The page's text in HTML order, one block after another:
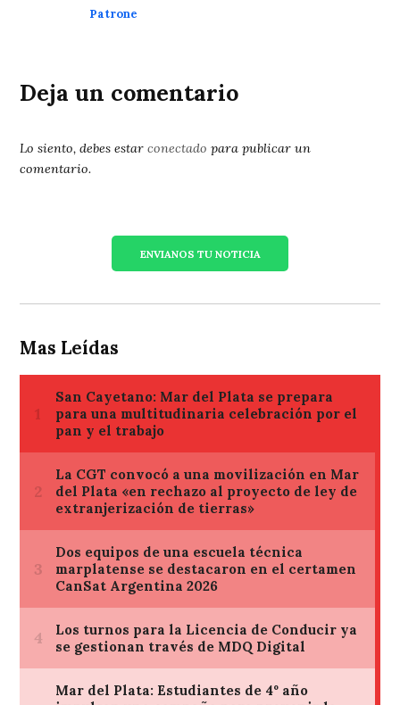
Patrone
Deja un comentario
Lo siento, debes estarconectado para publicar un
comentario.
ENVIANOS TU NOTICIA
Mas Leídas